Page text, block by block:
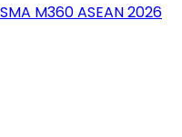
M360 ASEAN 2026